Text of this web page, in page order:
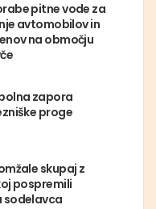
pitne vode za
avtomobilov in
na območju
zapora
proge
skupaj z
pospremili